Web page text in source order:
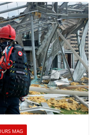
MAG